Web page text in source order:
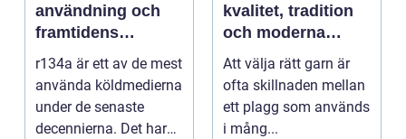
användning och
framtidens
alternativ
r134a är ett av de mest
använda köldmedierna
under de senaste
decennierna. Det har
kvalitet, tradition
och moderna
färger för alla
stickare
Att välja rätt garn är
ofta skillnaden mellan
ett plagg som används
i mång...